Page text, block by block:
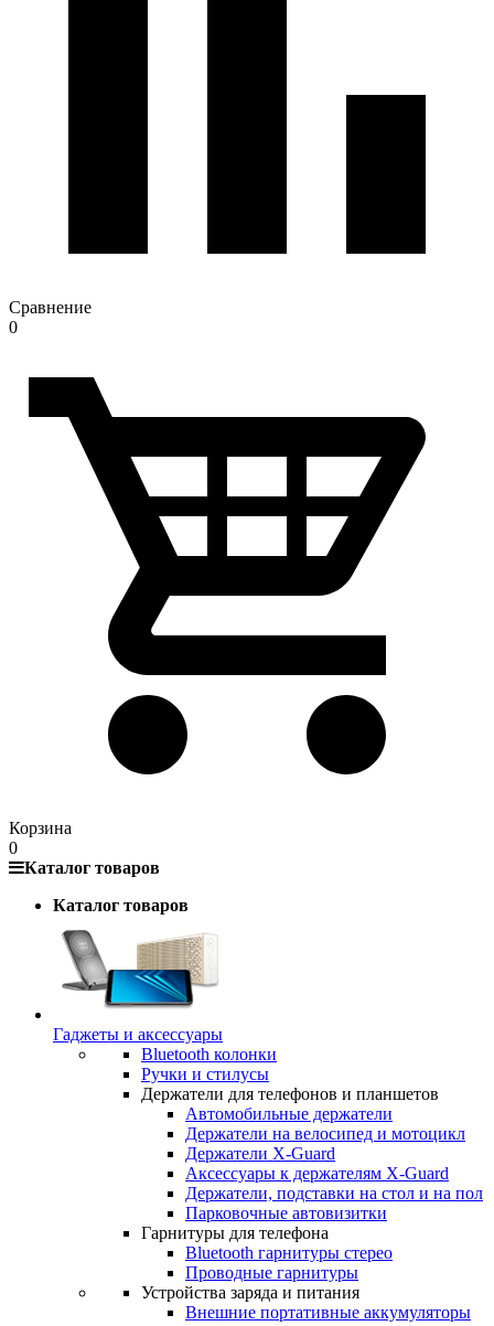
Сравнение
0
Корзина
0
Каталог товаров
Каталог товаров
Гаджеты и аксессуары
Bluetooth колонки
Ручки и стилусы
Держатели для телефонов и планшетов
Автомобильные держатели
Держатели на велосипед и мотоцикл
Держатели X-Guard
Аксессуары к держателям X-Guard
Держатели, подставки на стол и на пол
Парковочные автовизитки
Гарнитуры для телефона
Bluetooth гарнитуры стерео
Проводные гарнитуры
Устройства заряда и питания
Внешние портативные аккумуляторы